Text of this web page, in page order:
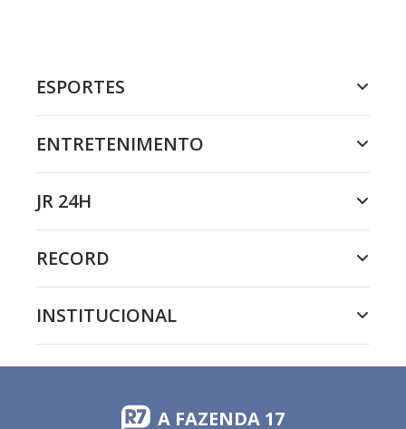
ESPORTES
ENTRETENIMENTO
JR 24H
RECORD
INSTITUCIONAL
A FAZENDA 17